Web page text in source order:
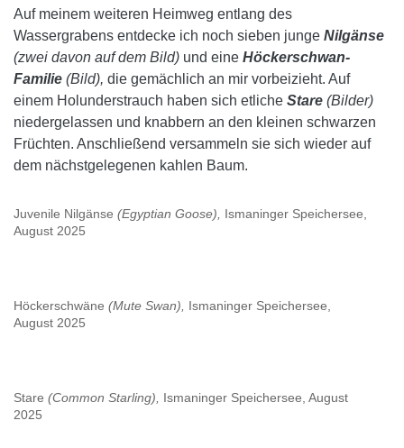
Auf meinem weiteren Heimweg entlang des
Wassergrabens entdecke ich noch sieben junge Nilgänse
(zwei davon auf dem Bild) und eine Höckerschwan-
Familie (Bild), die gemächlich an mir vorbeizieht. Auf
einem Holunderstrauch haben sich etliche Stare (Bilder)
niedergelassen und knabbern an den kleinen schwarzen
Früchten. Anschließend versammeln sie sich wieder auf
dem nächstgelegenen kahlen Baum.
Juvenile Nilgänse (Egyptian Goose),
Ismaninger Speichersee,
August 2025
Höckerschwäne (Mute Swan),
Ismaninger Speichersee,
August 2025
Stare (Common Starling),
Ismaninger Speichersee, August
2025